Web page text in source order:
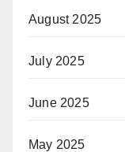
August 2025
July 2025
June 2025
May 2025